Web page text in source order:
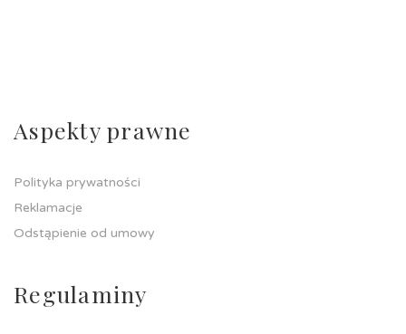
Aspekty prawne
Polityka prywatności
Reklamacje
Odstąpienie od umowy
Regulaminy